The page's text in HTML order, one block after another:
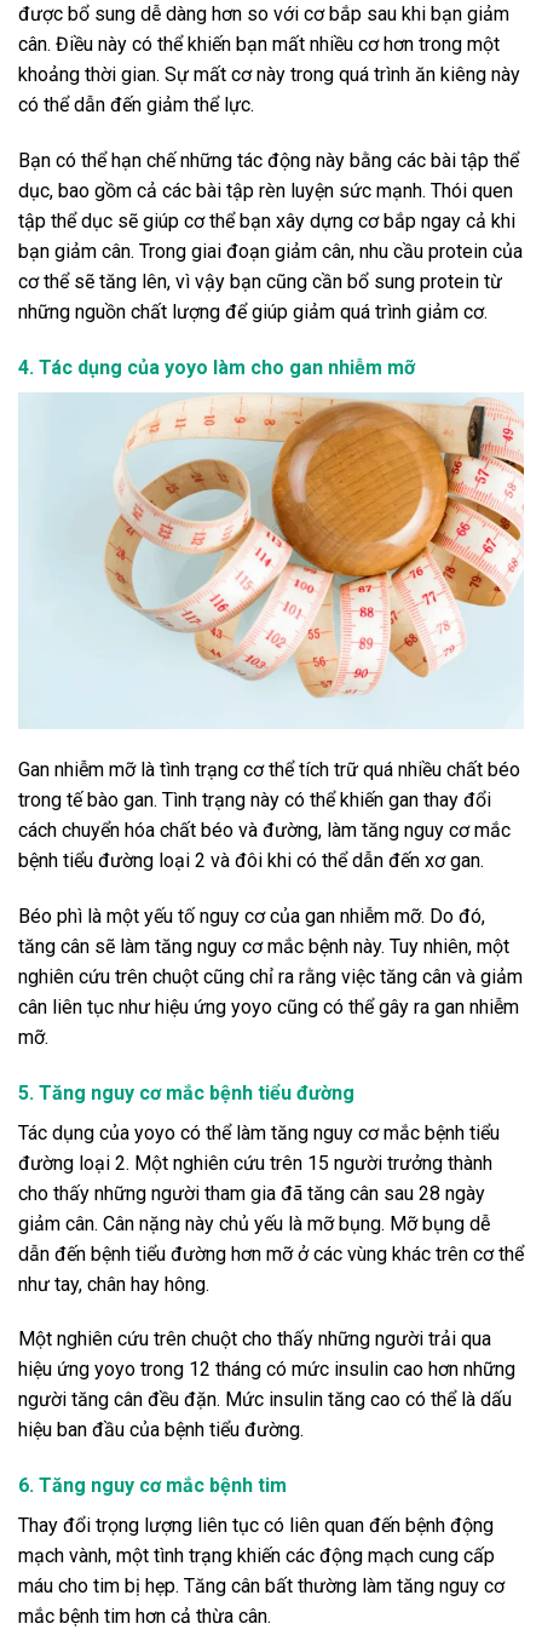
được bổ sung dễ dàng hơn so với cơ bắp sau khi bạn giảm
cân. Điều này có thể khiến bạn mất nhiều cơ hơn trong một
khoảng thời gian. Sự mất cơ này trong quá trình ăn kiêng này
có thể dẫn đến giảm thể lực.
Bạn có thể hạn chế những tác động này bằng các bài tập thể
dục, bao gồm cả các bài tập rèn luyện sức mạnh. Thói quen
tập thể dục sẽ giúp cơ thể bạn xây dựng cơ bắp ngay cả khi
bạn giảm cân. Trong giai đoạn giảm cân, nhu cầu protein của
cơ thể sẽ tăng lên, vì vậy bạn cũng cần bổ sung protein từ
những nguồn chất lượng để giúp giảm quá trình giảm cơ.
4. Tác dụng của yoyo làm cho gan nhiễm mỡ
Gan nhiễm mỡ là tình trạng cơ thể tích trữ quá nhiều chất béo
trong tế bào gan. Tình trạng này có thể khiến gan thay đổi
cách chuyển hóa chất béo và đường, làm tăng nguy cơ mắc
bệnh tiểu đường loại 2 và đôi khi có thể dẫn đến xơ gan.
Béo phì là một yếu tố nguy cơ của gan nhiễm mỡ. Do đó,
tăng cân sẽ làm tăng nguy cơ mắc bệnh này. Tuy nhiên, một
nghiên cứu trên chuột cũng chỉ ra rằng việc tăng cân và giảm
cân liên tục như hiệu ứng yoyo cũng có thể gây ra gan nhiễm
mỡ.
5. Tăng nguy cơ mắc bệnh tiểu đường
Tác dụng của yoyo có thể làm tăng nguy cơ mắc bệnh tiểu
đường loại 2. Một nghiên cứu trên 15 người trưởng thành
cho thấy những người tham gia đã tăng cân sau 28 ngày
giảm cân. Cân nặng này chủ yếu là mỡ bụng. Mỡ bụng dễ
dẫn đến bệnh tiểu đường hơn mỡ ở các vùng khác trên cơ thể
như tay, chân hay hông.
Một nghiên cứu trên chuột cho thấy những người trải qua
hiệu ứng yoyo trong 12 tháng có mức insulin cao hơn những
người tăng cân đều đặn. Mức insulin tăng cao có thể là dấu
hiệu ban đầu của bệnh tiểu đường.
6. Tăng nguy cơ mắc bệnh tim
Thay đổi trọng lượng liên tục có liên quan đến bệnh động
mạch vành, một tình trạng khiến các động mạch cung cấp
máu cho tim bị hẹp. Tăng cân bất thường làm tăng nguy cơ
mắc bệnh tim hơn cả thừa cân.